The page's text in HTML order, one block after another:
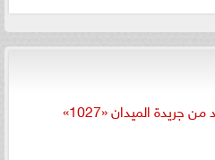
جريدة الميدان «1027»